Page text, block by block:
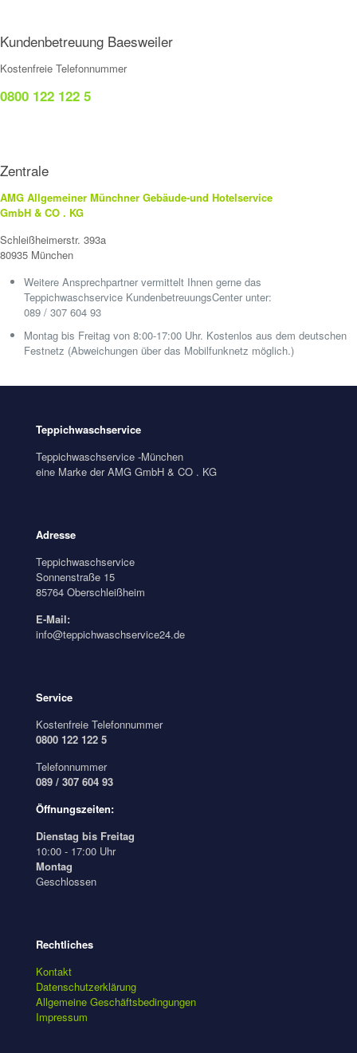
Kundenbetreuung Baesweiler
Kostenfreie Telefonnummer
0800 122 122 5
Zentrale
AMG Allgemeiner Münchner Gebäude-und Hotelservice
GmbH & CO . KG
Schleißheimerstr. 393a
80935 München
Weitere Ansprechpartner vermittelt Ihnen gerne das
Teppichwaschservice KundenbetreuungsCenter unter:
089 / 307 604 93
Montag bis Freitag von 8:00-17:00 Uhr. Kostenlos aus dem deutschen
Festnetz (Abweichungen über das Mobilfunknetz möglich.)
Teppichwaschservice
Teppichwaschservice -München
eine Marke der AMG GmbH & CO . KG
Adresse
Teppichwaschservice
Sonnenstraße 15
85764 Oberschleißheim
E-Mail:
info@teppichwaschservice24.de
Service
Kostenfreie Telefonnummer
0800 122 122 5
Telefonnummer
089 / 307 604 93
Öffnungszeiten:
Dienstag bis Freitag
10:00 - 17:00 Uhr
Montag
Geschlossen
Rechtliches
Kontakt
Datenschutzerklärung
Allgemeine Geschäftsbedingungen
Impressum